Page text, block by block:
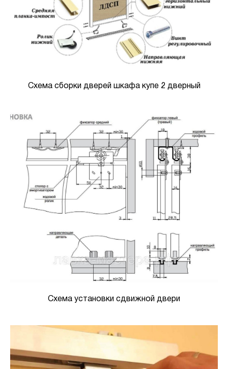
Схема сборки дверей шкафа купе 2 дверный
Схема установки сдвижной двери